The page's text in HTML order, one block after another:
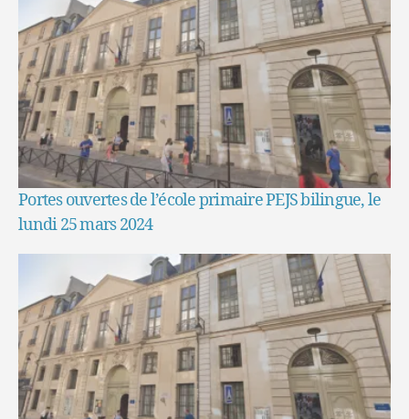
Portes ouvertes de l’école primaire PEJS bilingue, le
lundi 25 mars 2024